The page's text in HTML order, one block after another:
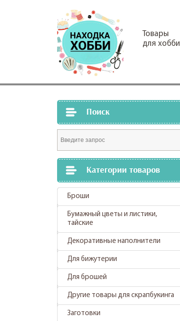
Товары
для хобби
Поиск
Категории товаров
Броши
Бумажный цветы и листики,
тайские
Декоративные наполнители
Для бижутерии
Для брошей
Другие товары для скрапбукинга
Заготовки